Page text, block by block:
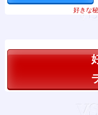
好きな